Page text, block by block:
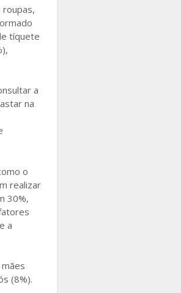
roupas,
tíquete
a
na
o
realizar
30%,
a
(8%).